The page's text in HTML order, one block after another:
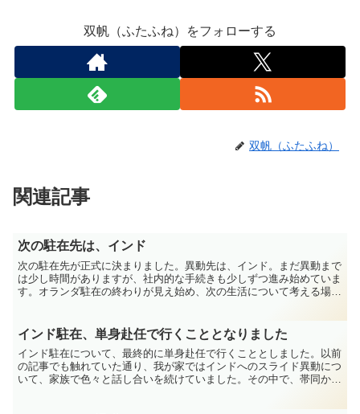
双帆（ふたふね）をフォローする
双帆（ふたふね）
関連記事
次の駐在先は、インド
次の駐在先が正式に決まりました。異動先は、インド。まだ異動まで
は少し時間がありますが、社内的な手続きも少しずつ進み始めていま
す。オランダ駐在の終わりが見え始め、次の生活について考える場面
インド駐在、単身赴任で行くこととなりました
インド駐在について、最終的に単身赴任で行くこととしました。以前
の記事でも触れていた通り、我が家ではインドへのスライド異動につ
いて、家族で色々と話し合いを続けていました。その中で、帯同か単